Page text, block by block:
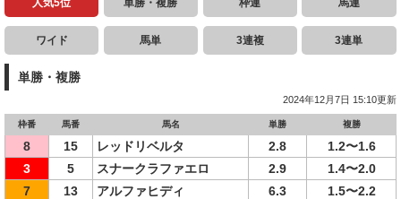
人気5位 単勝・複勝 枠連 馬連
ワイド 馬単 3連複 3連単
単勝・複勝
2024年12月7日 15:10更新
枠番 馬番 馬名 単勝 複勝
8 15 レッドリベルタ 2.8
1.2〜1.6
3
5 スナークラファエロ 2.9
1.4〜2.0
7
13 アルファヒディ 6.3
1.5〜2.2